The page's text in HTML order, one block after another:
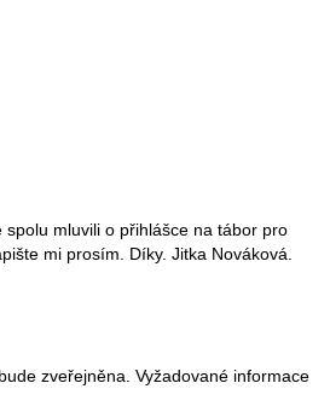
spolu mluvili o přihlášce na tábor pro
mi prosím. Díky. Jitka Nováková.
zveřejněna. Vyžadované informace